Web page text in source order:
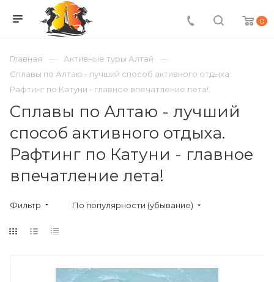
0
Главная
Активные туры Алтай
Сплавы по Алтаю - лучший способ активного отдыха.
Рафтинг по Катуни - главное впечатление лета!
Сплавы по Алтаю - лучший
способ активного отдыха.
Рафтинг по Катуни - главное
впечатление лета!
Фильтр По популярности (убывание)